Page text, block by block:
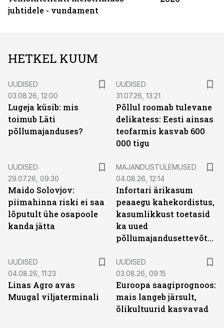
juhtidele - vundament
HETKEL KUUM
UUDISED
03.08.26, 12:00
Lugeja küsib: mis
toimub Läti
põllumajanduses?
UUDISED
31.07.26, 13:21
Põllul roomab tulevane
delikatess: Eesti ainsas
teofarmis kasvab 600
000 tigu
UUDISED
29.07.26, 09:30
Maido Solovjov:
piimahinna riski ei saa
lõputult ühe osapoole
kanda jätta
MAJANDUSTULEMUSED
04.08.26, 12:14
Infortari ärikasum
peaaegu kahekordistus,
kasumlikkust toetasid
ka uued
põllumajandusettevõtted
UUDISED
04.08.26, 11:23
Linas Agro avas
Muugal viljaterminali
UUDISED
03.08.26, 09:15
Euroopa saagiprognoos:
mais langeb järsult,
õlikultuurid kasvavad